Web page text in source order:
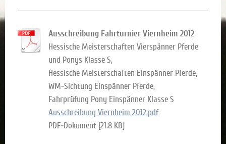
Ausschreibung Fahrturnier Viernheim 2012
Hessische Meisterschaften Vierspänner Pferde
und Ponys Klasse S,
Hessische Meisterschaften Einspänner Pferde,
WM-Sichtung Einspänner Pferde,
Fahrprüfung Pony Einspänner Klasse S
Ausschreibung Viernheim 2012.pdf
PDF-Dokument [21.8 KB]